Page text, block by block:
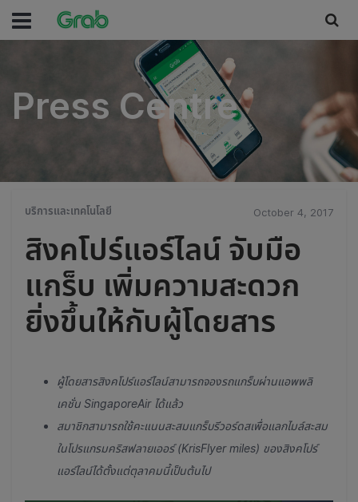
Press Centre
Press Centre
บริการและเทคโนโลยี October 4, 2017
สิงคโปร์แอร์ไลน์ จับมือ
แกร็บ เพิ่มความสะดวก
ยิ่งขึ้นให้กับผู้โดยสาร
ผู้โดยสารสิงคโปร์แอร์ไลน์สามารถจองรถแกร็บผ่านแอพพลิ
เคชั่น SingaporeAir ได้แล้ว
สมาชิกสามารถใช้คะแนนสะสมแกร็บรีวอร์ดสเพื่อแลกไมล์สะสม
ในโปรแกรมคริสฟลายเออร์ (KrisFlyer miles) ของสิงคโปร์
แอร์ไลน์ได้ตั้งแต่ตุลาคมนี้เป็นต้นไป